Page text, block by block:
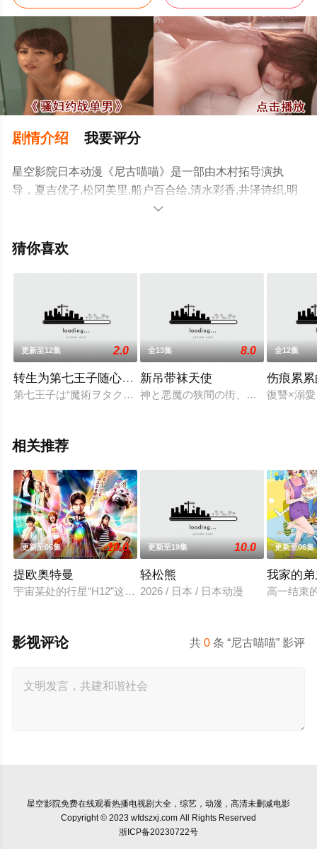
剧情介绍 我要评分
星空影院日本动漫《尼古喵喵》是一部由木村拓导演执
导，夏吉优子,松冈美里,船户百合绘,清水彩香,井泽诗织,明
智璃子,稻田彻等演员精彩演绎的日本动漫，手机免费在线
关信息可移步至豆瓣动漫、电视猫或剧情网等平台了解。

猜你喜欢
更新至12集 2.0
转生为第七王子随心所欲的魔法学习之路 第二季
第七王子は“魔術ヲタク” 魔術に大切なものは、“家柄”・“才能”
全13集 8.0
新吊带袜天使
神と悪魔の狭間の街、ダテンシティ
全12集
伤痕累
復讐×溺
相关推荐
更新至06集 10.0
提欧奥特曼
宇宙某处的行星“H12”这颗与地球极其相似的星球，某日遭到了
更新至19集 10.0
轻松熊
2026 / 日本 / 日本动漫
更新至06集
我家的
高一结束
共0 条 “尼古喵喵” 影评
影视评论
星空影院免费在线观看热播电视剧大全，综艺，动漫，高清未删减电影
Copyright © 2023 wfdszxj.com All Rights Reserved
浙ICP备20230722号